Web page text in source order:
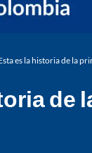
es la historia de la
de